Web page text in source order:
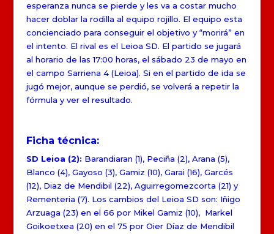
esperanza nunca se pierde y les va a costar mucho
hacer doblar la rodilla al equipo rojillo. El equipo esta
concienciado para conseguir el objetivo y “morirá” en
el intento. El rival es el Leioa SD. El partido se jugará
al horario de las 17:00 horas, el sábado 23 de mayo en
el campo Sarriena 4 (Leioa). Si en el partido de ida se
jugó mejor, aunque se perdió, se volverá a repetir la
fórmula y ver el resultado.
Ficha técnica:
SD Leioa (2): Barandiaran (1), Peciña (2), Arana (5),
Blanco (4), Gayoso (3), Gamiz (10), Garai (16), Garcés
(12), Diaz de Mendibil (22), Aguirregomezcorta (21) y
Rementeria (7). Los cambios del Leioa SD son: Iñigo
Arzuaga (23) en el 66 por Mikel Gamiz (10), Markel
Goikoetxea (20) en el 75 por Oier Díaz de Mendibil